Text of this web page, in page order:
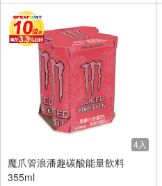
4入
魔爪管浪潘趣碳酸能量飲料
355ml